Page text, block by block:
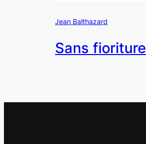
Jean Balthazard
Sans fioriture